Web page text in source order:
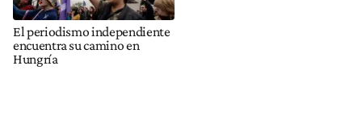
El periodismo independiente
encuentra su camino en
Hungría